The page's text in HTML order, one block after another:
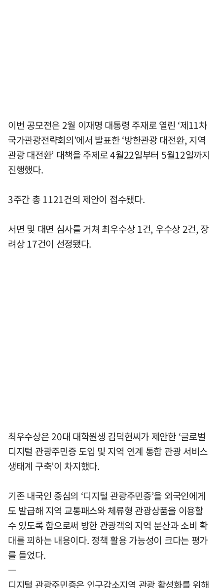
이번 공모전은 2월 이재명 대통령 주재로 열린 ‘제11차
국가관광전략회의’에서 발표한 ‘방한관광 대전환, 지역
관광 대전환’ 대책을 주제로 4월22일부터 5월12일까지
진행했다.
3주간 총 1121건의 제안이 접수됐다.
서면 및 대면 심사를 거쳐 최우수상 1건, 우수상 2건, 장
려상 17건이 선정됐다.
최우수상은 20대 대학원생 김덕현씨가 제안한 ‘글로벌
디지털 관광주민증 도입 및 지역 연계 통합 관광 서비스
생태계 구축’이 차지했다.
기존 내국인 중심의 ‘디지털 관광주민증’을 외국인에게
도 발급해 지역 교통패스와 체류형 관광상품을 이용할
수 있도록 함으로써 방한 관광객의 지역 분산과 소비 확
대를 꾀하는 내용이다. 정책 활용 가능성이 크다는 평가
를 들었다.
ㅡ
디지털 관광주민증은 인구감소지역 관광 활성화를 위해